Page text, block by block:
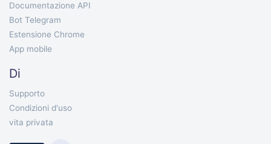
Documentazione API
Bot Telegram
Estensione Chrome
App mobile
Di
Supporto
Condizioni d'uso
vita privata